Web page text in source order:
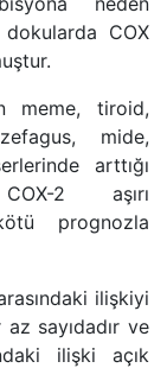
COX
meme, tiroid,
mide,
arttığı
2 aşırı
prognozla
ilişkiyi
sayıdadır ve
ilişki açık